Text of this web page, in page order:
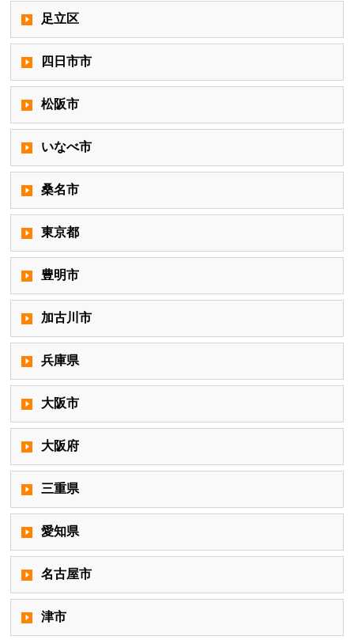
足立区
四日市市
松阪市
いなべ市
桑名市
東京都
豊明市
加古川市
兵庫県
大阪市
大阪府
三重県
愛知県
名古屋市
津市